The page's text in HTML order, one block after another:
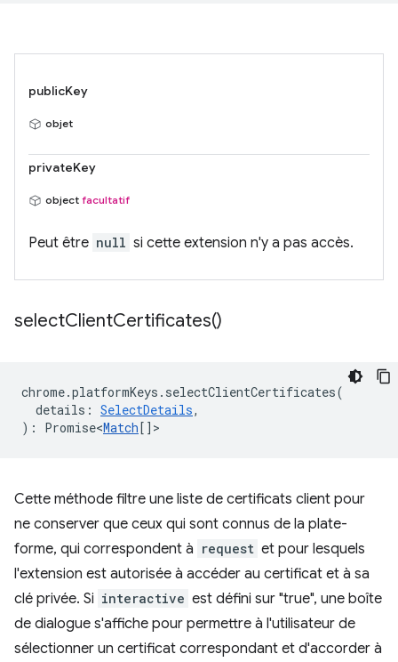
publicKey
objet
privateKey
object facultatif
Peut être null si cette extension n'y a pas accès.
selectClientCertificates()
chrome.platformKeys . selectClientCertificates(
details : SelectDetails,
) : Promise<Match[] >
Cette méthode filtre une liste de certificats client pour
ne conserver que ceux qui sont connus de la plate-
forme, qui correspondent à request et pour lesquels
l'extension est autorisée à accéder au certificat et à sa
clé privée. Si interactive est défini sur "true", une boîte
de dialogue s'affiche pour permettre à l'utilisateur de
sélectionner un certificat correspondant et d'accorder à